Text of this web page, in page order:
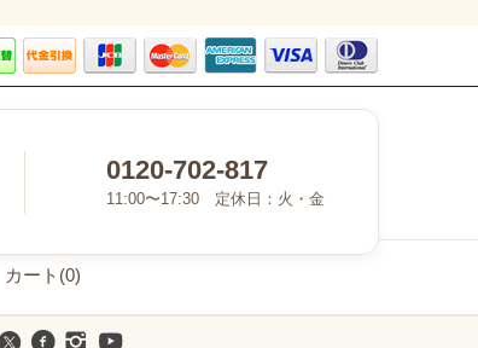
0120-702-817
11:00〜17:30 定休日：火・金
カート(0)